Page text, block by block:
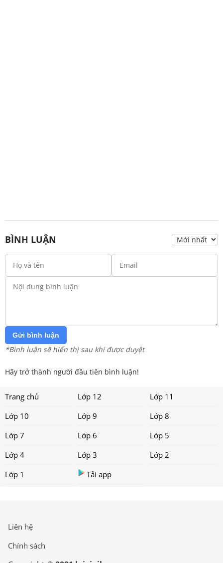
BÌNH LUẬN
Gửi bình luận
*Bình luận sẽ hiển thị sau khi được duyệt
Hãy trở thành người đầu tiên bình luận!
Trang chủ Lớp 12
Lớp 11
Lớp 10
Lớp 9
Lớp 8
Lớp 7
Lớp 6
Lớp 5
Lớp 4
Lớp 3
Lớp 2
Lớp 1
Tải app
Liên hệ
Chính sách